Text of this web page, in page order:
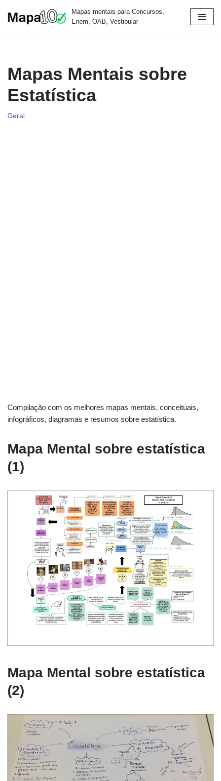
Mapas mentais para Concursos,
Enem, OAB, Vestibular
Mapas Mentais sobre
Estatística
Geral
Compilação com os melhores mapas mentais, conceituais,
infográficos, diagramas e resumos sobre estatística.
Mapa Mental sobre estatística
(1)
Mapa Mental sobre estatística
(2)